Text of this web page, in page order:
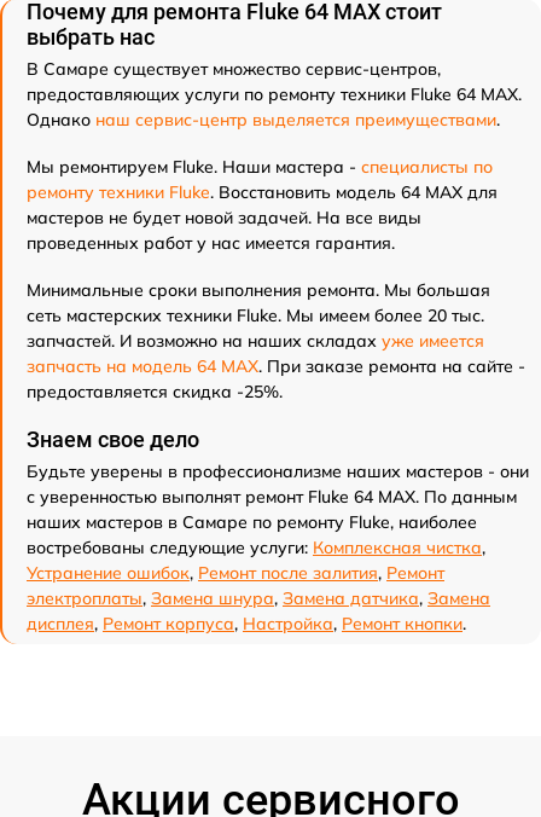
Почему для ремонта Fluke 64 MAX стоит
выбрать нас
В Самаре существует множество сервис-центров,
предоставляющих услуги по ремонту техники Fluke 64 MAX.
Однако наш сервис-центр выделяется преимуществами.
Мы ремонтируем Fluke. Наши мастера - специалисты по
ремонту техники Fluke. Восстановить модель 64 MAX для
мастеров не будет новой задачей. На все виды
проведенных работ у нас имеется гарантия.
Минимальные сроки выполнения ремонта. Мы большая
сеть мастерских техники Fluke. Мы имеем более 20 тыс.
запчастей. И возможно на наших складах уже имеется
запчасть на модель 64 MAX. При заказе ремонта на сайте -
предоставляется скидка -25%.
Знаем свое дело
Будьте уверены в профессионализме наших мастеров - они
с уверенностью выполнят ремонт Fluke 64 MAX. По данным
наших мастеров в Самаре по ремонту Fluke, наиболее
востребованы следующие услуги: Комплексная чистка,
Устранение ошибок, Ремонт после залития, Ремонт
электроплаты, Замена шнура, Замена датчика, Замена
дисплея, Ремонт корпуса, Настройка, Ремонт кнопки.
Акции сервисного